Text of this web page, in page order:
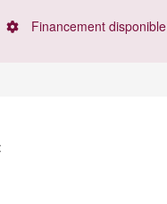
Financement disponible